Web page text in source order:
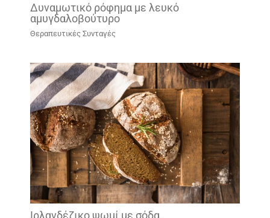
Δυναμωτικό ρόφημα με λευκό
αμυγδαλοβούτυρο
Θεραπευτικές Συνταγές